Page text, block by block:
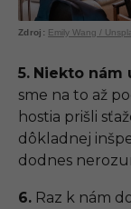
Emily Wang /
5. Niekto nám
sme na to až
hostia prišli
dôkladnej
dodnes
6. Raz k nám